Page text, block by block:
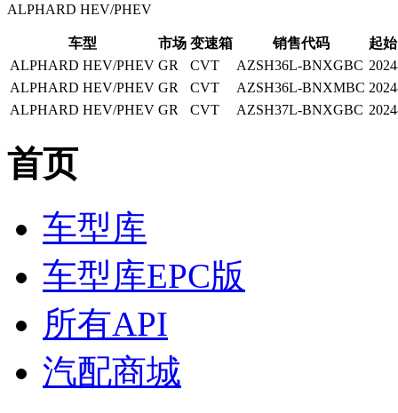
ALPHARD HEV/PHEV
车型 市场 变速箱 销售代码
起
ALPHARD HEV/PHEV GR CVT AZSH36L-BNXGBC
ALPHARD HEV/PHEV GR CVT AZSH36L-BNXMBC
ALPHARD HEV/PHEV GR CVT AZSH37L-BNXGBC
首页
车型库
车型库EPC版
所有API
汽配商城